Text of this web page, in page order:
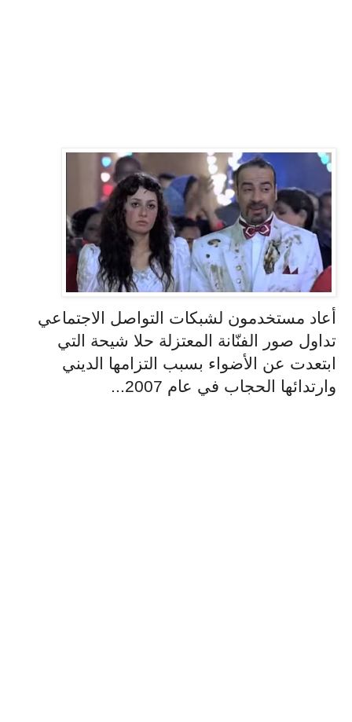
أعاد مستخدمون لشبكات التواصل الاجتماعي
تداول صور الفنّانة المعتزلة حلا شيحة التي
ابتعدت عن الأضواء بسبب التزامها الديني
وارتدائها الحجاب في عام 2007...